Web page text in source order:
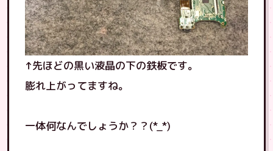
↑先ほどの黒い液晶の下の鉄板です。
膨れ上がってますね。
一体何なんでしょうか？？(*_*)